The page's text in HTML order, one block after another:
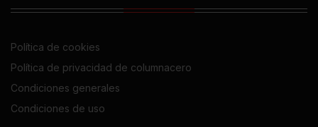
Política de cookies
Política de privacidad de columnacero
Condiciones generales
Condiciones de uso